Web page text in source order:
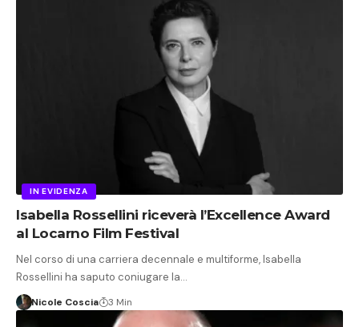
IN EVIDENZA
Isabella Rossellini riceverà l’Excellence Award
al Locarno Film Festival
Nel corso di una carriera decennale e multiforme, Isabella
Rossellini ha saputo coniugare la…
Nicole Coscia 3 Min